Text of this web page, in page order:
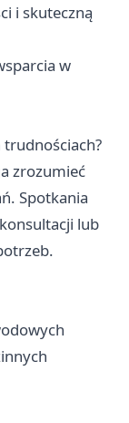
i skuteczną
w
zrozumieć
Spotkania
lub